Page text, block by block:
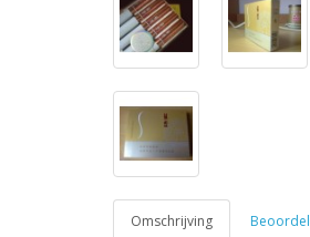
Omschrijving